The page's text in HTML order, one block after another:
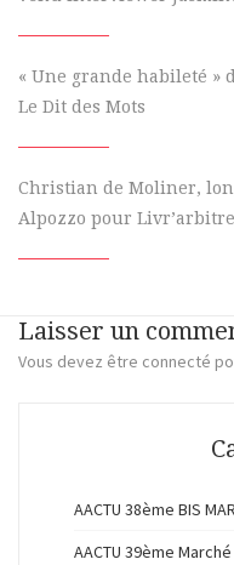
« Une grande habileté »
Le Dit des Mots
Christian de Moliner,
Alpozzo pour
Laisser un
Vous devez être connecté
AACTU 38ème BIS
AACTU 39ème